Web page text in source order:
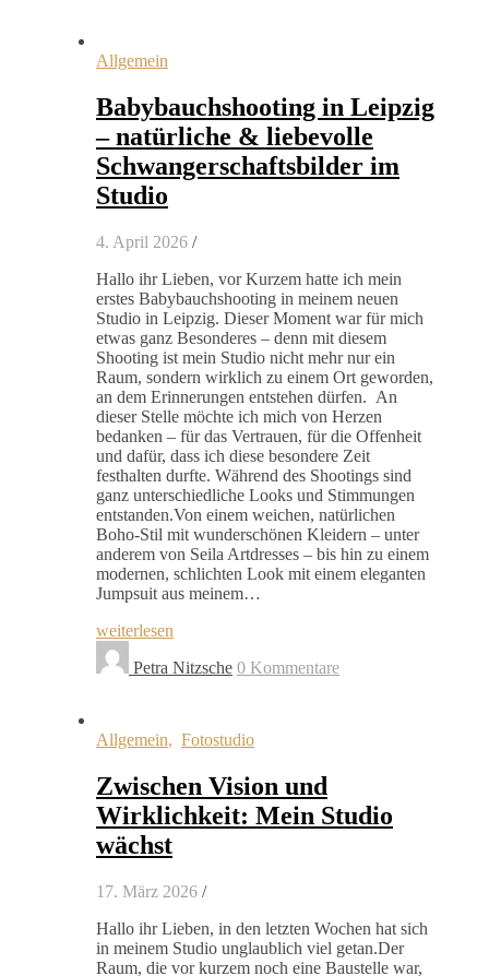
Allgemein
Babybauchshooting in Leipzig
– natürliche & liebevolle
Schwangerschaftsbilder im
Studio
4. April 2026 /
Hallo ihr Lieben, vor Kurzem hatte ich mein
erstes Babybauchshooting in meinem neuen
Studio in Leipzig. Dieser Moment war für mich
etwas ganz Besonderes – denn mit diesem
Shooting ist mein Studio nicht mehr nur ein
Raum, sondern wirklich zu einem Ort geworden,
an dem Erinnerungen entstehen dürfen. An
dieser Stelle möchte ich mich von Herzen
bedanken – für das Vertrauen, für die Offenheit
und dafür, dass ich diese besondere Zeit
festhalten durfte. Während des Shootings sind
ganz unterschiedliche Looks und Stimmungen
entstanden.Von einem weichen, natürlichen
Boho-Stil mit wunderschönen Kleidern – unter
anderem von Seila Artdresses – bis hin zu einem
modernen, schlichten Look mit einem eleganten
Jumpsuit aus meinem…
weiterlesen
Petra Nitzsche 0 Kommentare
Allgemein, Fotostudio
Zwischen Vision und
Wirklichkeit: Mein Studio
wächst
17. März 2026 /
Hallo ihr Lieben, in den letzten Wochen hat sich
in meinem Studio unglaublich viel getan.Der
Raum, die vor kurzem noch eine Baustelle war,